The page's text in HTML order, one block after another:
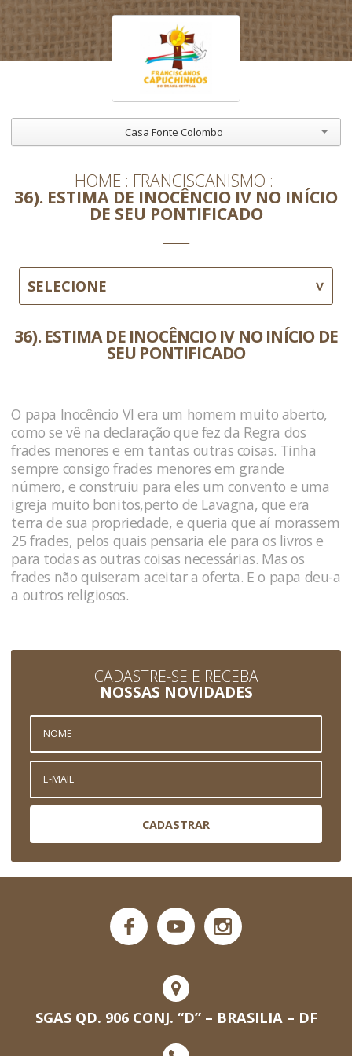
Casa Fonte Colombo
HOME FRANCISCANISMO
36). ESTIMA DE INOCÊNCIO IV NO INÍCIO
DE SEU PONTIFICADO
SELECIONE
36). ESTIMA DE INOCÊNCIO IV NO INÍCIO DE
SEU PONTIFICADO
O papa Inocêncio VI era um homem muito aberto,
como se vê na declaração que fez da Regra dos
frades menores e em tantas outras coisas. Tinha
sempre consigo frades menores em grande
número, e construiu para eles um convento e uma
igreja muito bonitos,perto de Lavagna, que era
terra de sua propriedade, e queria que aí morassem
25 frades, pelos quais pensaria ele para os livros e
para todas as outras coisas necessárias. Mas os
frades não quiseram aceitar a oferta. E o papa deu-a
a outros religiosos.
CADASTRE-SE E RECEBA
NOSSAS NOVIDADES
CADASTRAR
SGAS QD. 906 CONJ. “D” – BRASILIA – DF